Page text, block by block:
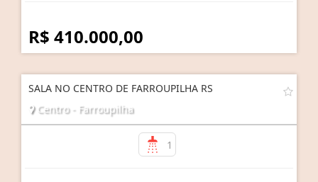
R$ 410.000,00
SALA NO CENTRO DE FARROUPILHA RS
Centro - Farroupilha
1